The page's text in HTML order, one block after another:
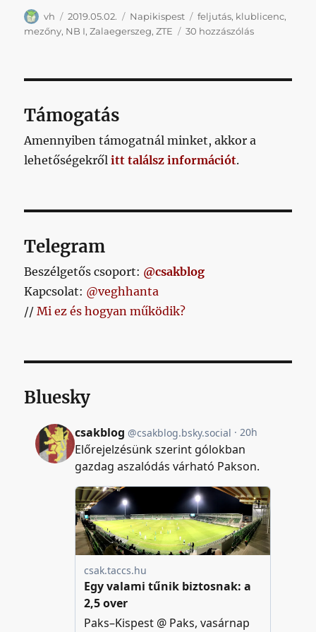
Szerző
vh Közzétéve
2019.05.02. Kategória
Napikispest Címke
feljutás, klublicenc,
mezőny, NB I,Zalaegerszeg,ZTE 30 hozzászólásNapikispest
Támogatás
Amennyiben támogatnál minket, akkor a
lehetőségekrőlitt találsz információt.
Telegram
Beszélgetős csoport: @csakblog
Kapcsolat: @veghhanta
//Mi ez és hogyan működik?
Bluesky